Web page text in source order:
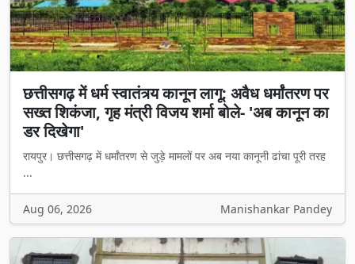
छत्तीसगढ़ में धर्म स्वातंत्र्य कानून लागू: अवैध धर्मांतरण पर
सख्त शिकंजा, गृह मंत्री विजय शर्मा बोले- 'अब कानून का
डर दिखेगा'
रायपुर। छत्तीसगढ़ में धर्मांतरण से जुड़े मामलों पर अब नया कानूनी ढांचा पूरी तरह
...
Aug 06, 2026 Manishankar Pandey